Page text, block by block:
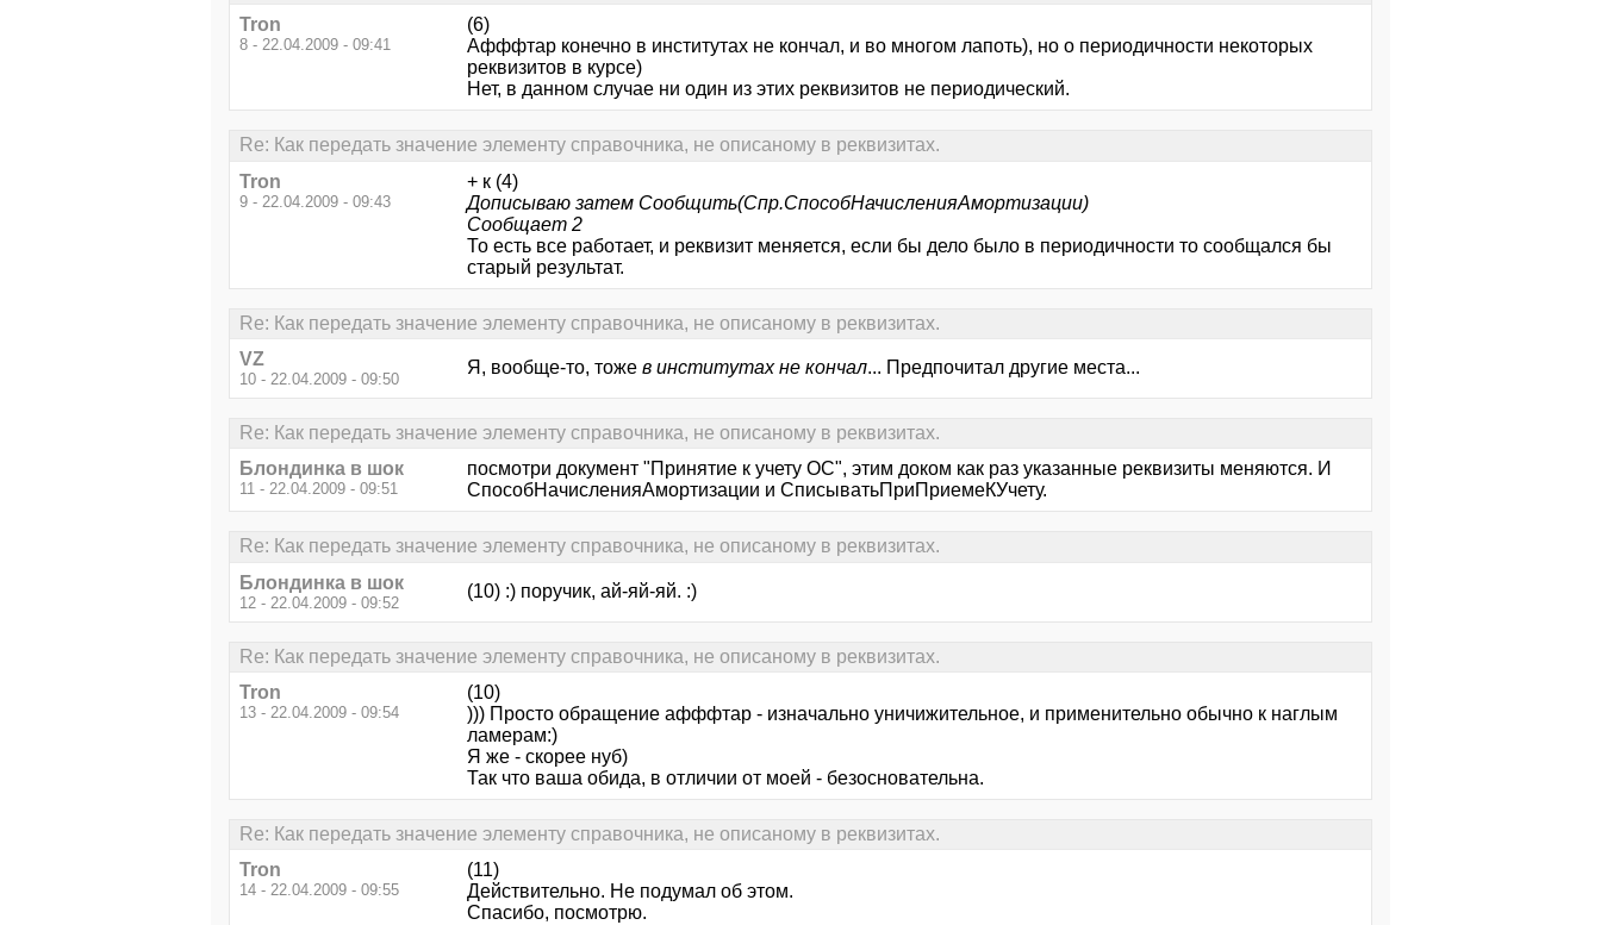
Tron
8 - 22.04.2009 - 09:41
(6)
Афффтар конечно в институтах не кончал, и во многом лапоть), но о периодичности некоторых
реквизитов в курсе)
Нет, в данном случае ни один из этих реквизитов не периодический.
Re: Как передать значение элементу справочника, не описаному в реквизитах.
Tron
9 - 22.04.2009 - 09:43
+ к (4)
Дописываю затем Сообщить(Спр.СпособНачисленияАмортизации)
Сообщает 2
То есть все работает, и реквизит меняется, если бы дело было в периодичности то сообщался бы
старый результат.
Re: Как передать значение элементу справочника, не описаному в реквизитах.
VZ
10 - 22.04.2009 - 09:50
Я, вообще-то, тоже в институтах не кончал... Предпочитал другие места...
Re: Как передать значение элементу справочника, не описаному в реквизитах.
Блондинка в шок
11 - 22.04.2009 - 09:51
посмотри документ "Принятие к учету ОС", этим доком как раз указанные реквизиты меняются. И
СпособНачисленияАмортизации и СписыватьПриПриемеКУчету.
Re: Как передать значение элементу справочника, не описаному в реквизитах.
Блондинка в шок
12 - 22.04.2009 - 09:52
(10) :) поручик, ай-яй-яй. :)
Re: Как передать значение элементу справочника, не описаному в реквизитах.
Tron
13 - 22.04.2009 - 09:54
(10)
))) Просто обращение афффтар - изначально уничижительное, и применительно обычно к наглым
ламерам:)
Я же - скорее нуб)
Так что ваша обида, в отличии от моей - безосновательна.
Re: Как передать значение элементу справочника, не описаному в реквизитах.
Tron
14 - 22.04.2009 - 09:55
(11)
Действительно. Не подумал об этом.
Спасибо, посмотрю.